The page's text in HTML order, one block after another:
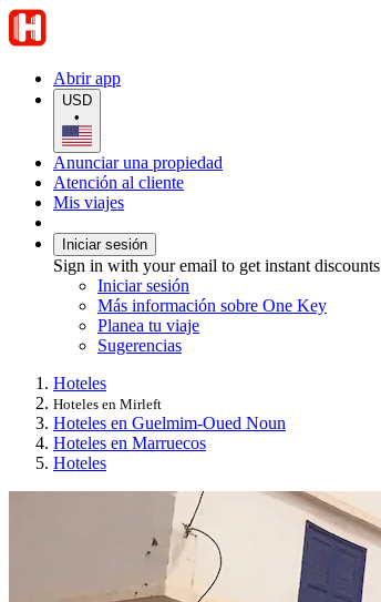
Abrir app
USD
•
Anunciar una propiedad
Atención al cliente
Mis viajes
Iniciar sesión
Sign in with your email to get instant discounts
Iniciar sesión
Más información sobre One Key
Planea tu viaje
Sugerencias
Hoteles
Hoteles en Mirleft
Hoteles en Guelmim-Oued Noun
Hoteles en Marruecos
Hoteles